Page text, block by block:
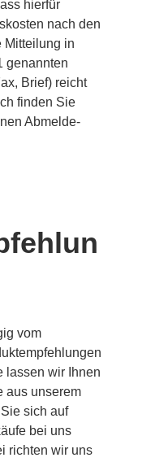
hierfür
nach den
Mitteilung in
genannten
Brief) reicht
finden Sie
Abmelde-
vom
lassen wir Ihnen
aus unserem
sich auf
bei uns
richten wir uns